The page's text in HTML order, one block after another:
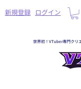
​新規登録 ログイン
世界初！VTuber専門クリ